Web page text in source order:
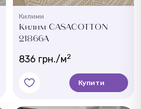
Килими
Килим CASACOTTON
21866A
836 грн./м2
Купити